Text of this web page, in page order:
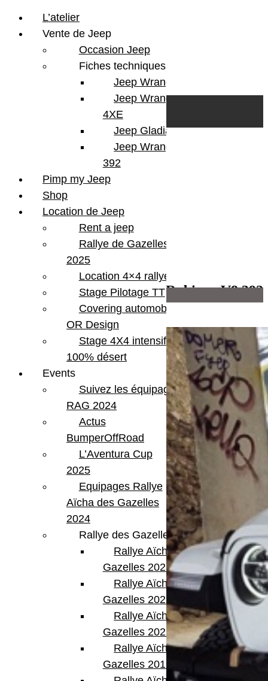
Wrangler 392 V8
Rubicon
Couleur
White
4 Portes
Essence
Automatique
V8 392 HEMI
Infos supplémentaires
Jeep Wrangler Unlimited Rubicon V8 392
L’atelier
Vente de Jeep
Occasion Jeep
Fiches techniques
Jeep Wrangler JL
Jeep Wrangler
4XE
Jeep Gladiator
Jeep Wrangler V8
392
Pimp my Jeep
Shop
Location de Jeep
Rent a jeep
Rallye de Gazelles
2025
Location 4×4 rallye
Stage Pilotage TT
Covering automobile –
OR Design
Stage 4X4 intensif
100% désert
Events
Suivez les équipages
RAG 2024
Actus
BumperOffRoad
L’Aventura Cup
2025
Equipages Rallye
Aïcha des Gazelles
2024
Rallye des Gazelles
Rallye Aïcha des
Gazelles 2023
Rallye Aïcha des
Gazelles 2022
Rallye Aïcha des
Gazelles 2021 -30th
Rallye Aïcha des
Gazelles 2019